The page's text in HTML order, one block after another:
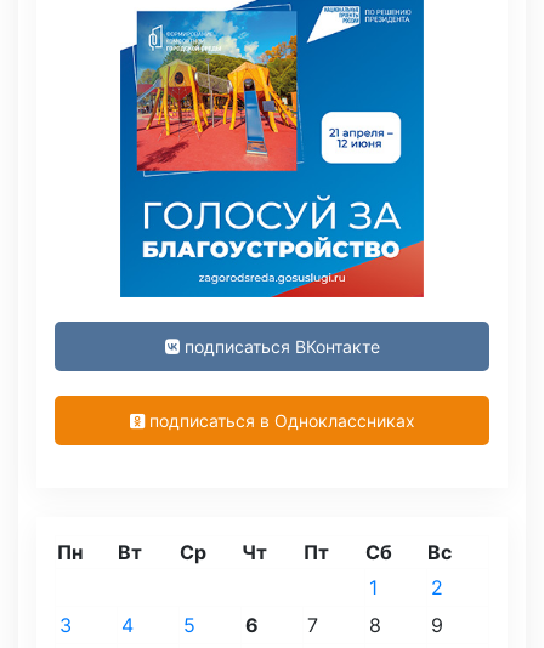
подписаться ВКонтакте
подписаться в Одноклассниках
Пн Вт Ср Чт Пт Сб Вс
1
2
3
4 5 6 7 8
9